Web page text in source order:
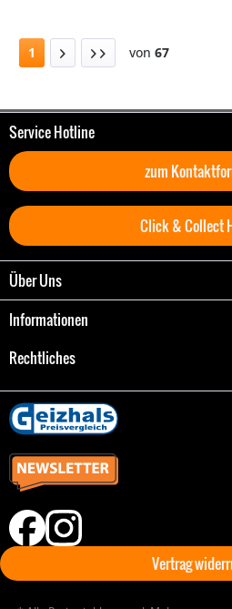
1 von 67
Service Hotline
zum
Click & Collect
Über Uns
Informationen
Rechtliches
Vertrag